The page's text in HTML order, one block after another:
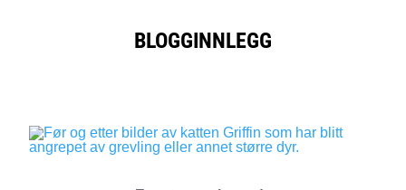
BLOGGINNLEGG